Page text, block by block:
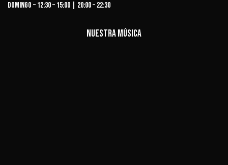
Domingo – 12:30 – 15:00 | 20:00 – 22:30
Nuestra música